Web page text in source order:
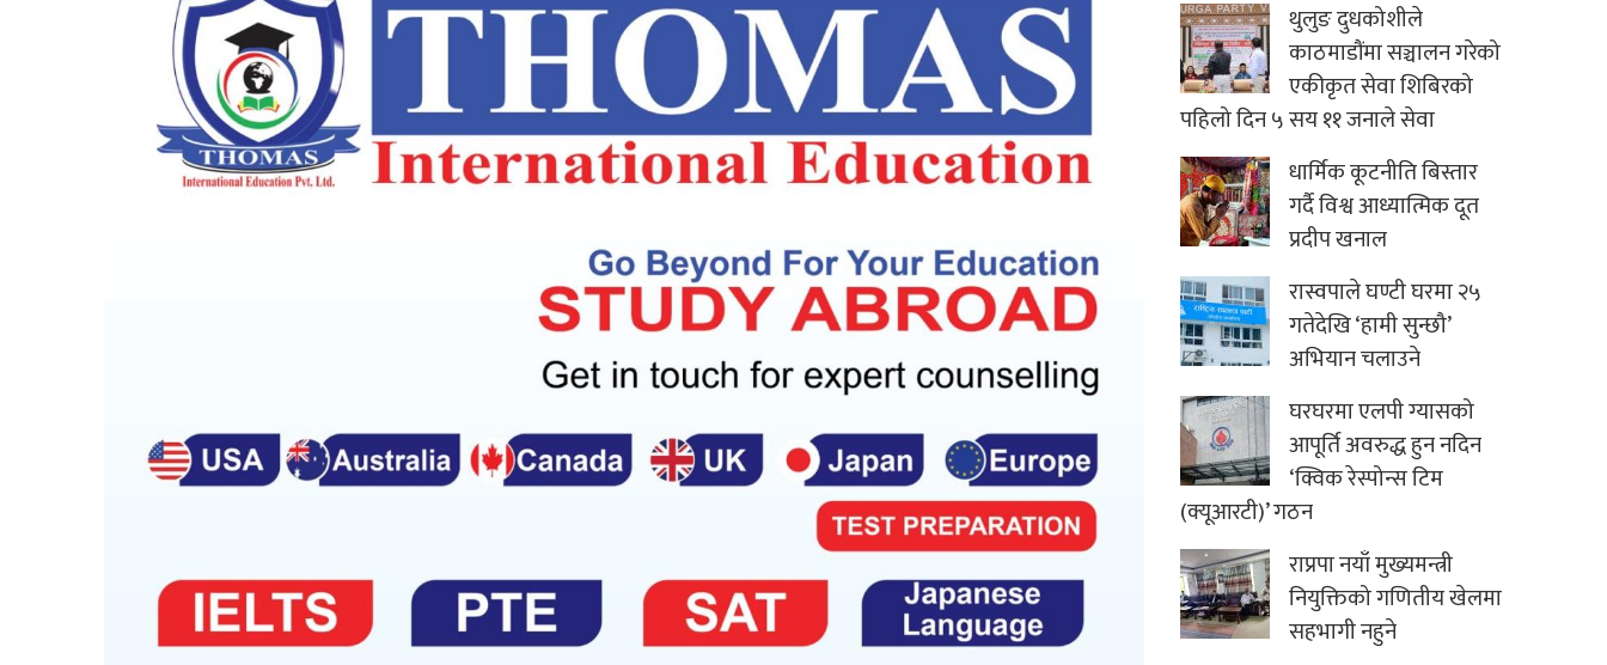
थुलुङ दुधकोशीले
काठमाडौंमा सञ्चालन गरेको
एकीकृत सेवा शिबिरको
पहिलो दिन ५ सय ११ जनाले सेवा
धार्मिक कूटनीति बिस्तार
गर्दै विश्व आध्यात्मिक दूत
प्रदीप खनाल
रास्वपाले घण्टी घरमा २५
गतेदेखि ‘हामी सुन्छौ’
अभियान चलाउने
घरघरमा एलपी ग्यासको
आपूर्ति अवरुद्ध हुन नदिन
‘क्विक रेस्पोन्स टिम
(क्यूआरटी)’ गठन
राप्रपा नयाँ मुख्यमन्त्री
नियुक्तिको गणितीय खेलमा
सहभागी नहुने